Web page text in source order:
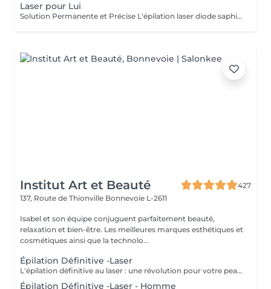
Laser pour Lui
Solution Permanente et Précise L'épilation laser diode saphir est une méthode efficace et durable pour éliminer les poils de manière permanente. Ce traitement utilise un faisceau de lumière ciblant la mélanine dans les follicules pileux, offrant des résultats durables et une réduction significative de la repousse. Le laser diode saphir est connu pour sa précision, sa rapidité et son confort, grâce à un système de refroidissement de la peau. Il est idéal pour des zones comme le visage, les jambes, les aisselles ou le bikini, pour une peau lisse, soyeuse et sans poils. Avant de prendre rendez-vous merci de consulter notre politique de rendez-vous sur la page d'accueil.
Institut Art et Beauté
427
137, Route de Thionville Bonnevoie L-2611
Isabel et son équipe conjuguent parfaitement beauté,
relaxation et bien-être. Les meilleures marques esthétiques et
cosmétiques ainsi que la technolo...
Épilation Définitive -Laser
L'épilation définitive au laser : une révolution pour votre peau ! Avec notre technologie avancée Pulse Laser , offrez-vous investissement dans votre confort et votre beauté . Les avantages de l'épilation définitive : -Une méthode douce et indolore. -Résultats durables. -Adaptée à tous les types de peau. -Gain de temps et praticité. -Rapidité et efficacité. -Calculer 6 séance es par zone. Révéler votre beauté naturelle ! Votre bien-être est notre priorité.
Épilation Définitive -Laser - Homme